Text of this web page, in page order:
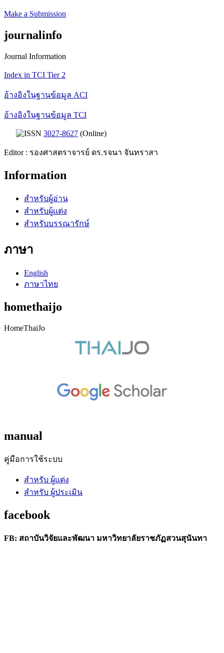
Make a Submission
journalinfo
Journal Information
Index in TCI Tier 2
อ้างอิงในฐานข้อมูล ACI
อ้างอิงในฐานข้อมูล TCI
ISSN 3027-8627 (Online)
Editor : รองศาสตราจารย์ ดร.รจนา จันทราสา
Information
สำหรับผู้อ่าน
สำหรับผู้แต่ง
สำหรับบรรณารักษ์
ภาษา
English
ภาษาไทย
homethaijo
HomeThaiJo
manual
คู่มือการใช้ระบบ
สำหรับ ผู้แต่ง
สำหรับ ผู้ประเมิน
facebook
FB: สถาบันวิจัยและพัฒนา มหาวิทยาลัยราชภัฏสวนสุนันทา